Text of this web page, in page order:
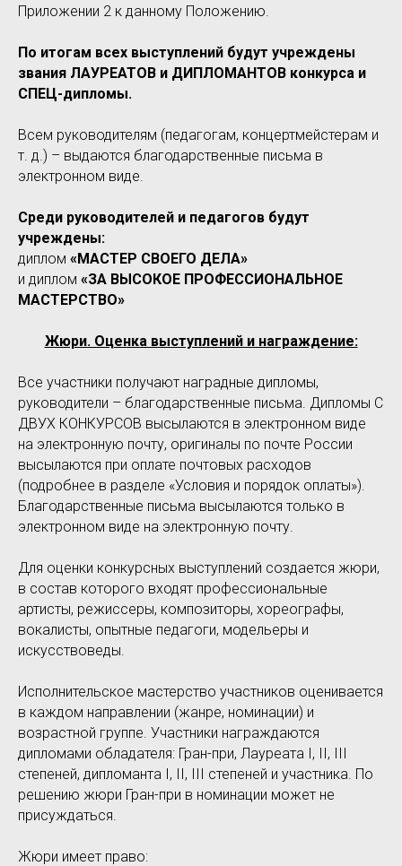
Приложении 2 к данному Положению.
По итогам всех выступлений будут учреждены
звания ЛАУРЕАТОВ и ДИПЛОМАНТОВ конкурса и
СПЕЦ-дипломы.
Всем руководителям (педагогам, концертмейстерам и
т. д.) – выдаются благодарственные письма в
электронном виде.
Среди руководителей и педагогов будут
учреждены:
диплом «МАСТЕР СВОЕГО ДЕЛА»
и диплом «ЗА ВЫСОКОЕ ПРОФЕССИОНАЛЬНОЕ
МАСТЕРСТВО»
Жюри. Оценка выступлений и награждение:
Все участники получают наградные дипломы,
руководители – благодарственные письма. Дипломы С
ДВУХ КОНКУРСОВ высылаются в электронном виде
на электронную почту, оригиналы по почте России
высылаются при оплате почтовых расходов
(подробнее в разделе «Условия и порядок оплаты»).
Благодарственные письма высылаются только в
электронном виде на электронную почту.
Для оценки конкурсных выступлений создается жюри,
в состав которого входят профессиональные
артисты, режиссеры, композиторы, хореографы,
вокалисты, опытные педагоги, модельеры и
искусствоведы.
Исполнительское мастерство участников оценивается
в каждом направлении (жанре, номинации) и
возрастной группе. Участники награждаются
дипломами обладателя: Гран-при, Лауреата I, II, III
степеней, дипломанта I, II, III степеней и участника. По
решению жюри Гран-при в номинации может не
присуждаться.
Жюри имеет право: